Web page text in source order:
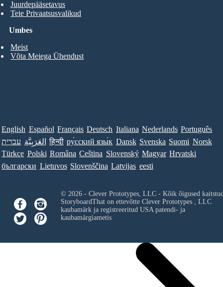
Umbes
Meist
Võta Meiega Ühendust
Juurdepääsetavus
Teie Privaatsusvalikud
English Español Français Deutsch Italiana Nederlands Português
עברית العَرَبِيَّة हिन्दी ру́сский язы́к Dansk Svenska Suomi Norsk
Türkçe Polski Româna Ceština Slovenský Magyar Hrvatski
български Lietuvos Slovenščina Latvijas eesti
© 2026 - Clever Prototypes, LLC - Kõik õigused
StoryboardThat on ettevõtte Clever Prototypes , LLC
kaubamärk ja registreeritud USA patendi- ja
kaubamärgiametis